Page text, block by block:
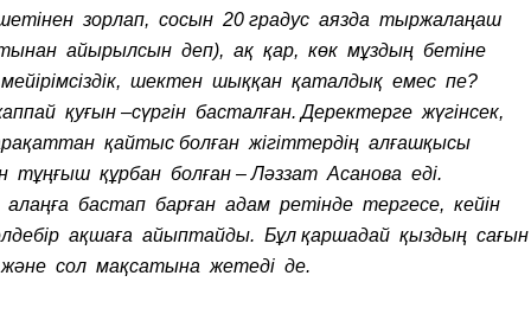
зорлап, сосын 20 градус аязда тыржалаңаш
айырылсын деп), ақ қар, көк мұздың бетіне
шектен шыққан қаталдық емес пе?
қуғын –сүргін басталған. Деректерге жүгінсек,
қайтыс болған жігіттердің алғашқысы
тұңғыш құрбан болған – Ләззат Асанова еді.
бастап барған адам ретінде тергесе, кейін
ақшаға айыптайды. Бұл қаршадай қыздың сағын
сол мақсатына жетеді де.